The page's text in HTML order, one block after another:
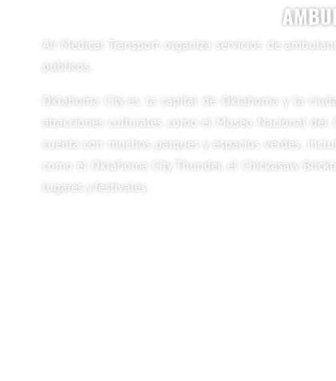
Air Medical Transport organiza servicios de
públicos.
Oklahoma City es la capital de Oklahoma y la
atracciones culturales como el Museo Nacional del
cuenta con muchos parques y espacios verdes,
como el Oklahoma City Thunder, el Chickasaw
lugares y festivales.